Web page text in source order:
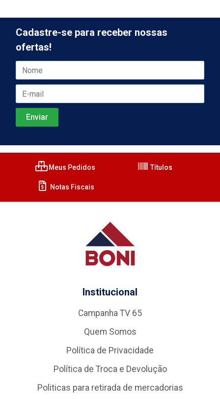
Cadastre-se para receber nossas
ofertas!
Meus Pedidos Títulos
Notas Fiscais
Institucional
Campanha TV 65
Quem Somos
Política de Privacidade
Política de Troca e Devolução
Politicas para retirada de mercadorias